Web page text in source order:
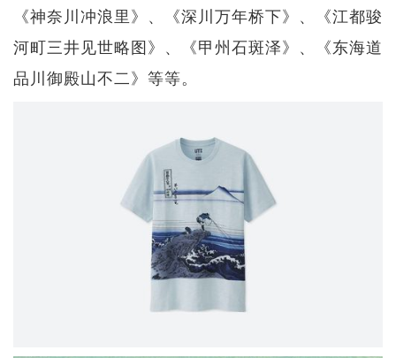
《神奈川冲浪里》、《深川万年桥下》、《江都骏
河町三井见世略图》、《甲州石斑泽》、《东海道
品川御殿山不二》等等。